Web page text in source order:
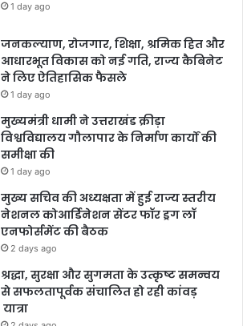
1 day ago
जनकल्याण, रोजगार, शिक्षा, श्रमिक हित और
आधारभूत विकास को नई गति, राज्य कैबिनेट
ने लिए ऐतिहासिक फैसले
1 day ago
मुख्यमंत्री धामी ने उत्तराखंड क्रीड़ा
विश्वविद्यालय गौलापार के निर्माण कार्यों की
समीक्षा की
1 day ago
मुख्य सचिव की अध्यक्षता में हुई राज्य स्तरीय
नेशनल कोआर्डिनेशन सेंटर फॉर ड्रग लॉ
एनफोर्समेंट की बैठक
2 days ago
श्रद्धा, सुरक्षा और सुगमता के उत्कृष्ट समन्वय
से सफलतापूर्वक संचालित हो रही कांवड़
यात्रा